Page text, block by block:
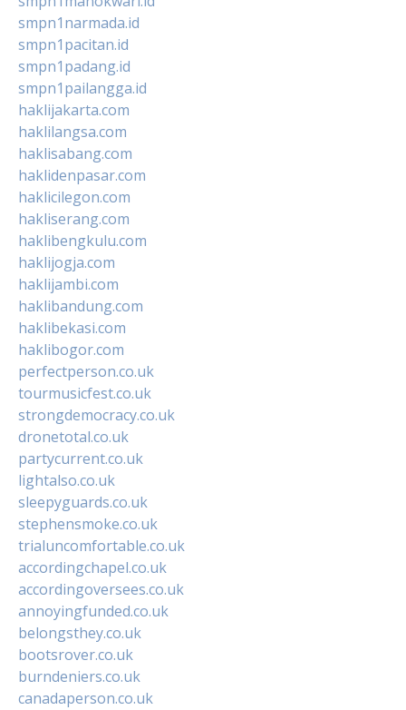
smpn1narmada.id
smpn1pacitan.id
smpn1padang.id
smpn1pailangga.id
haklijakarta.com
haklilangsa.com
haklisabang.com
haklidenpasar.com
haklicilegon.com
hakliserang.com
haklibengkulu.com
haklijogja.com
haklijambi.com
haklibandung.com
haklibekasi.com
haklibogor.com
perfectperson.co.uk
tourmusicfest.co.uk
strongdemocracy.co.uk
dronetotal.co.uk
partycurrent.co.uk
lightalso.co.uk
sleepyguards.co.uk
stephensmoke.co.uk
trialuncomfortable.co.uk
accordingchapel.co.uk
accordingoversees.co.uk
annoyingfunded.co.uk
belongsthey.co.uk
bootsrover.co.uk
burndeniers.co.uk
canadaperson.co.uk